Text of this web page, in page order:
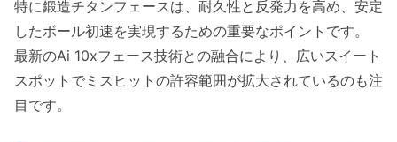
特に鍛造チタンフェース は、耐久性と反発力を高め、安定
したボール初速を実現するための重要なポイントです。
最新のAi 10xフェース技術との融合により、広いスイート
スポットでミスヒットの許容範囲が拡大されているのも注
目です。